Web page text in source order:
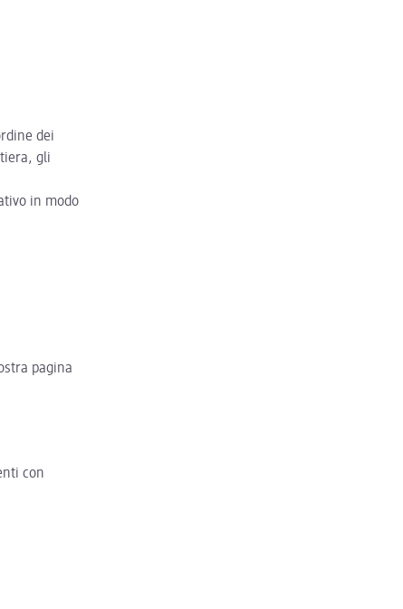
dei
gli
in modo
pagina
con